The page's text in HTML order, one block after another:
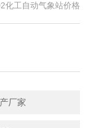
化工自动气象站价格
厂家